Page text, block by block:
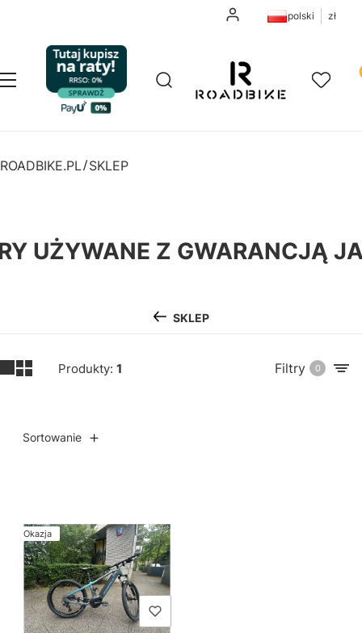
Zaloguj siępolski zł
Menu Otwórz wyszukiwarkę
Szukaj Ulubione
ROADBIKE.PL SKLEP
UŻYWANE Z GWARANCJĄ
SKLEP
Produkty: 1 Filtry 0
Sortowanie
Lista produktów
Okazja